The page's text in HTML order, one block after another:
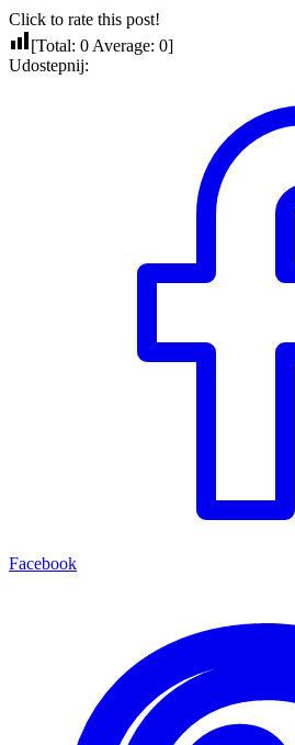
Click to rate this post!
[Total: 0 Average: 0]
Udostepnij:
Facebook